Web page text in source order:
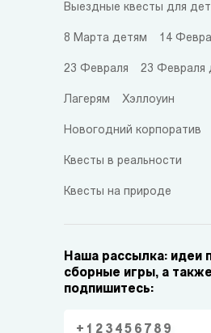
Выездные квесты для
8 Марта детям 14
23 Февраля 23 Февраля
Лагерям Хэллоуин
Новогодний корпоратив
Квесты в реальности
Квесты на природе
Наша рассылка: идеи
сборные игры, а
подпишитесь: